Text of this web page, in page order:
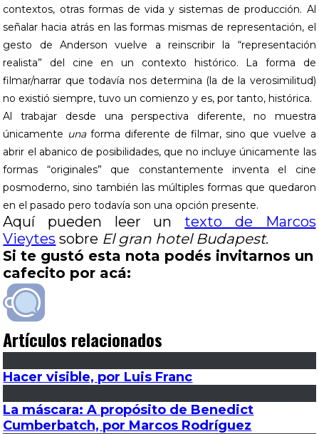
contextos, otras formas de vida y sistemas de producción. Al
señalar hacia atrás en las formas mismas de representación, el
gesto de Anderson vuelve a reinscribir la “representación
realista” del cine en un contexto histórico. La forma de
filmar/narrar que todavía nos determina (la de la verosimilitud)
no existió siempre, tuvo un comienzo y es, por tanto, histórica.
Al trabajar desde una perspectiva diferente, no muestra
únicamente unaforma diferente de filmar, sino que vuelve a
abrir el abanico de posibilidades, que no incluye únicamente las
formas “originales” que constantemente inventa el cine
posmoderno, sino también las múltiples formas que quedaron
en el pasado pero todavía son una opción presente.
Aquí pueden leer untexto de Marcos
Vieytes sobre El gran hotel Budapest.
Si te gustó esta nota podés invitarnos un
cafecito por acá:
Artículos relacionados
Hacer visible, por Luis Franc
La máscara: A propósito de Benedict
Cumberbatch, por Marcos Rodríguez